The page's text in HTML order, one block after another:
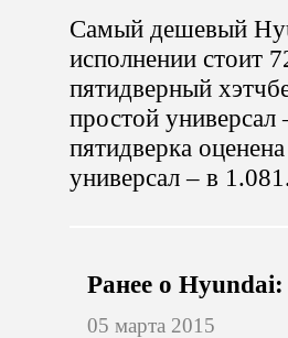
Самый дешевый
исполнении стоит
пятидверный
простой
пятидверка
универсал – в
Ранее о Hyundai:
05 марта 2015